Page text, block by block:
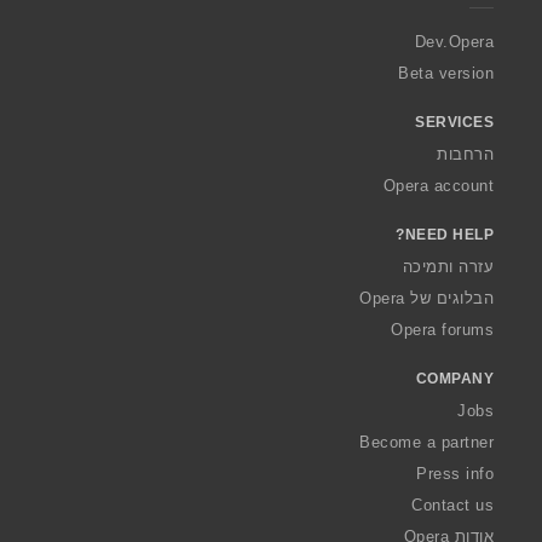
a
Dev.Opera
Beta version
SERVICES
הרחבות
Opera account
NEED HELP?
עזרה ותמיכה
הבלוגים של Opera
Opera forums
COMPANY
Jobs
Become a partner
Press info
Contact us
אודות Opera